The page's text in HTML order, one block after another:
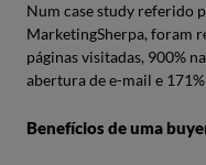
Num case study referido
MarketingSherpa, foram
páginas visitadas, 900%
abertura de e-mail e
Benefícios de uma